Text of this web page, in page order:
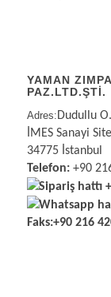
YAMAN
PAZ.LTD.ŞTİ.
Adres: Dudullu
İMES Sanayi
34775 İstanbul
Telefon:+90
Sipariş hattı
Whatsapp
Faks:+90 216